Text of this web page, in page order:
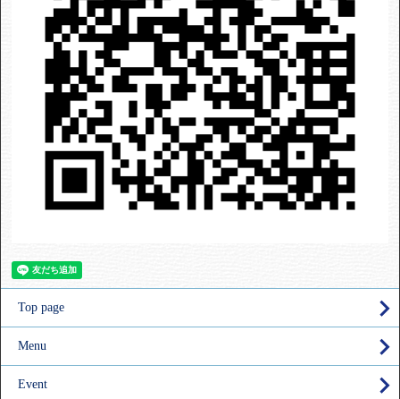
Top page
Menu
Event